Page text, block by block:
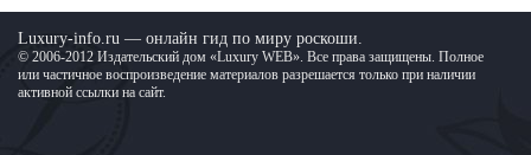
Luxury-info.ru — онлайн гид по миру роскоши.
© 2006-2012 Издательский дом «Luxury WEB». Все права защищены. Полное
или частичное воспроизведение материалов разрешается только при наличии
активной ссылки на сайт.